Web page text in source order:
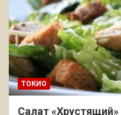
ТОКИО
Салат «Хрустящий»